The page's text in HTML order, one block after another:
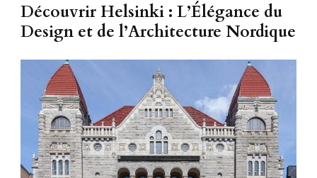
Découvrir Helsinki : L’Élégance du
Design et de l’Architecture Nordique